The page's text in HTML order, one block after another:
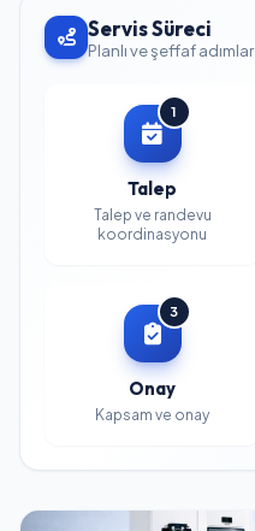
Servis Süreci
Planlı ve şeffaf adımlar
1
Talep
Talep ve randevu
koordinasyonu
3
Onay
Kapsam ve onay